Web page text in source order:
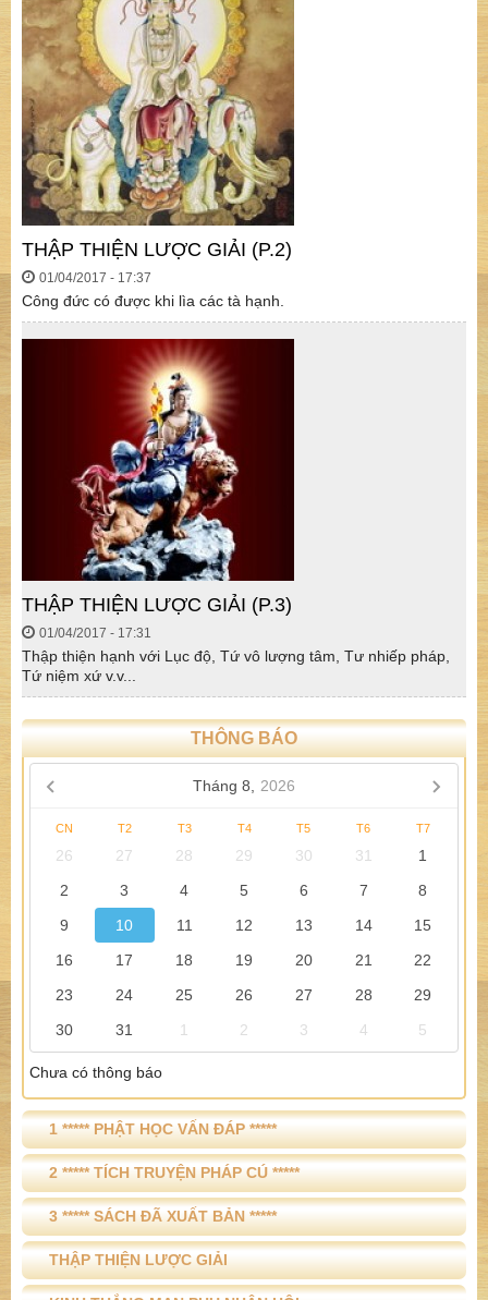
THẬP THIỆN LƯỢC GIẢI (P.2)
01/04/2017 - 17:37
Công đức có được khi lìa các tà hạnh.
THẬP THIỆN LƯỢC GIẢI (P.3)
01/04/2017 - 17:31
Thập thiện hạnh với Lục độ, Tứ vô lượng tâm, Tư nhiếp pháp,
Tứ niệm xứ v.v...
THÔNG BÁO
Tháng 8, 2026
CN T2 T3 T4 T5 T6 T7
26 27 28 29 30 31
1
2
3 4 5 6 7
8
9
10 11 12 13 14
15
16
17 18 19 20 21
22
23
24 25 26 27 28
29
30
31 1 2 3 4 5
Chưa có thông báo
1 ***** PHẬT HỌC VẤN ĐÁP *****
2 ***** TÍCH TRUYỆN PHÁP CÚ *****
3 ***** SÁCH ĐÃ XUẤT BẢN *****
THẬP THIỆN LƯỢC GIẢI